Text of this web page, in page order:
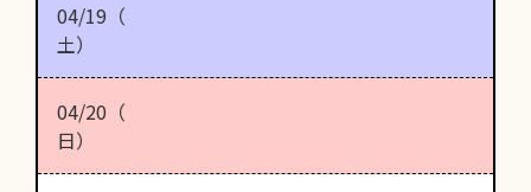
04/19（
土）
04/20（
日）